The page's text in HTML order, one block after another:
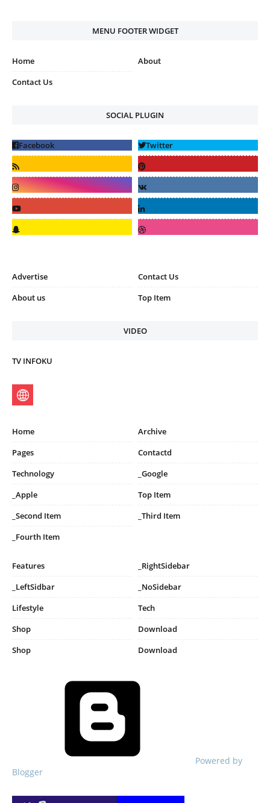
MENU FOOTER WIDGET
Home
About
Contact Us
SOCIAL PLUGIN
Advertise
Contact Us
About us
Top Item
VIDEO
TV INFOKU
Home
Archive
Pages
Contactd
Technology
_Google
_Apple
Top Item
_Second Item
_Third Item
_Fourth Item
Features
_RightSidebar
_LeftSidbar
_NoSidebar
Lifestyle
Tech
Shop
Download
Shop
Download
Powered by
Blogger